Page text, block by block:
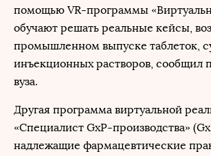
помощью VR-программы
обучают решать реальные кейсы,
промышленном выпуске таблеток,
инъекционных растворов, сообщил
вуза.
Другая программа виртуальной
«Специалист GxP-производства»
надлежащие фармацевтические